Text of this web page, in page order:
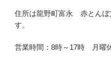
住所は龍野町富永 赤とんぼ
す。
営業時間：8時～17時 月曜